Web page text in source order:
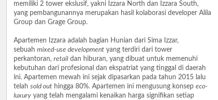
memiliki 2 tower ekslusif, yakni Izzara North dan Izzara South,
yang pembangunannya merupakan hasil kolaborasi developer Alila
Group dan Grage Group.
Apartemen Izzara adalah bagian Hunian dari Sima Izzar,
sebuah mixed-use development yang terdiri dari tower
perkantoran, retail dan hiburan, yang dibuat untuk memenuhi
kebutuhan dari profesional dan ekspatriat yang tinggal di daerah
ini. Apartemen mewah ini sejak dipasarkan pada tahun 2015 lalu
telah sold out hingga 80%. Apartemen ini mengusung konsep eco-
luxury yang telah mengalami kenaikan harga signifikan setiap